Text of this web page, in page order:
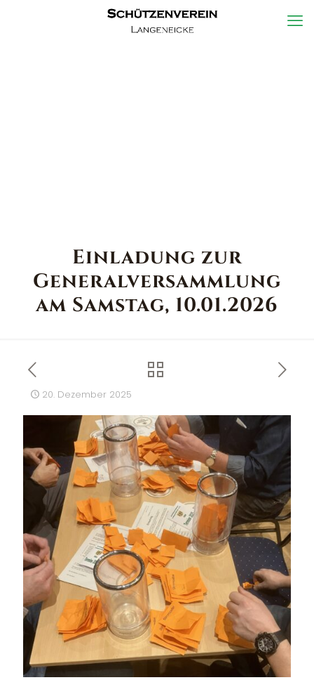
Einladung zur
Generalversammlung
am Samstag, 10.01.2026
20. Dezember 2025